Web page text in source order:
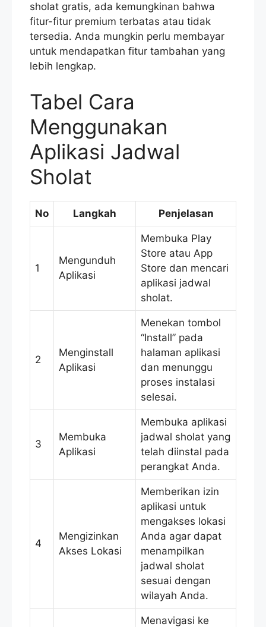
sholat gratis, ada kemungkinan bahwa
fitur-fitur premium terbatas atau tidak
tersedia. Anda mungkin perlu membayar
untuk mendapatkan fitur tambahan yang
lebih lengkap.
Tabel Cara
Menggunakan
Aplikasi Jadwal
Sholat
No Langkah Penjelasan
1
Mengunduh
Aplikasi
Membuka Play
Store atau App
Store dan mencari
aplikasi jadwal
sholat.
2
Menginstall
Aplikasi
Menekan tombol
“Install” pada
halaman aplikasi
dan menunggu
proses instalasi
selesai.
3
Membuka
Aplikasi
Membuka aplikasi
jadwal sholat yang
telah diinstal pada
perangkat Anda.
4
Mengizinkan
Akses Lokasi
Memberikan izin
aplikasi untuk
mengakses lokasi
Anda agar dapat
menampilkan
jadwal sholat
sesuai dengan
wilayah Anda.
Menavigasi ke